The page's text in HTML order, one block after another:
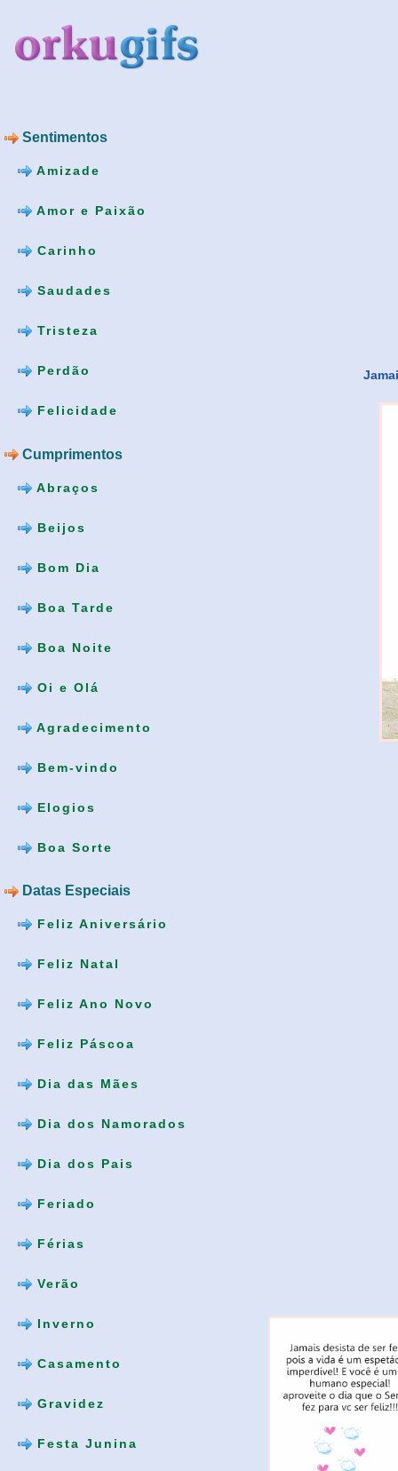
Sentimentos
Amizade
Amor e Paixão
Carinho
Saudades
Tristeza
Perdão
Felicidade
Cumprimentos
Abraços
Beijos
Bom Dia
Boa Tarde
Boa Noite
Oi e Olá
Agradecimento
Bem-vindo
Elogios
Boa Sorte
Datas Especiais
Feliz Aniversário
Feliz Natal
Feliz Ano Novo
Feliz Páscoa
Dia das Mães
Dia dos Namorados
Dia dos Pais
Feriado
Férias
Verão
Inverno
Casamento
Gravidez
Festa Junina